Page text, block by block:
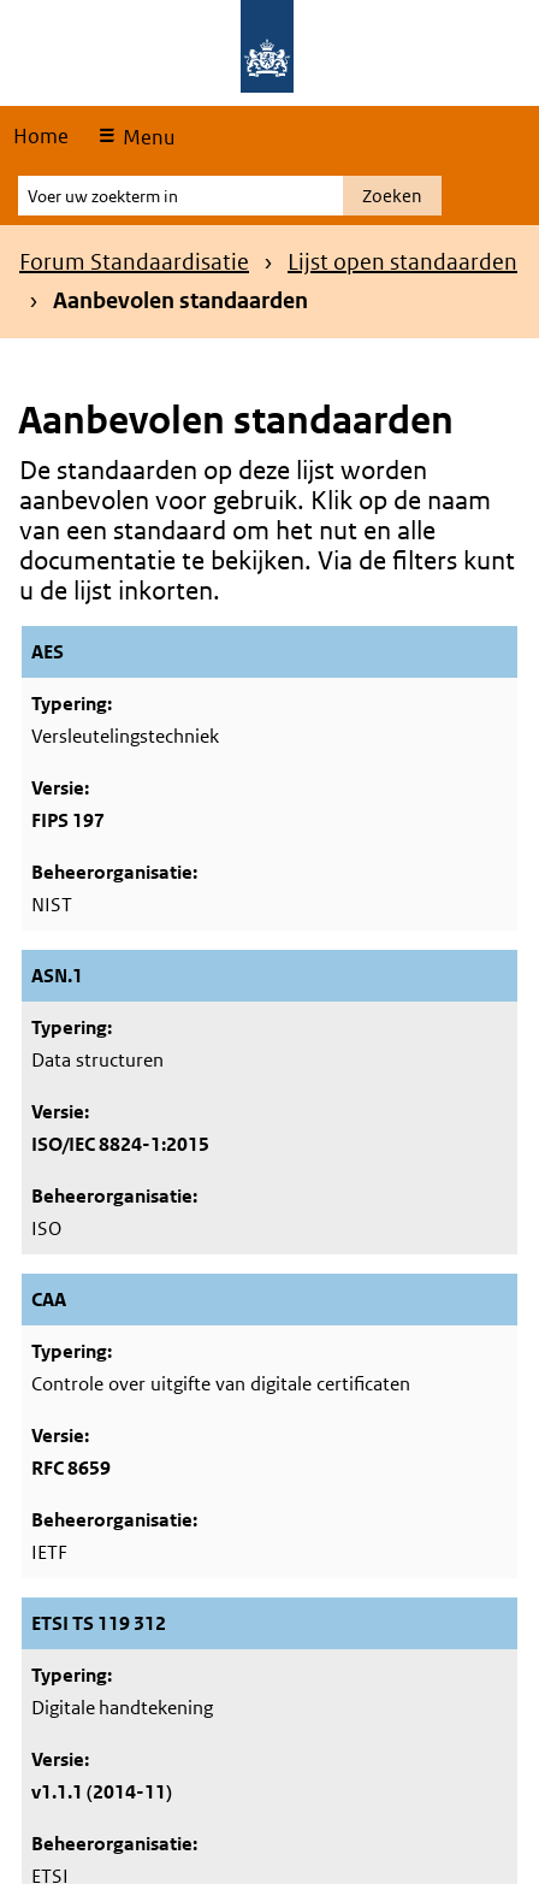
Home Menu
Voer
uw
zoekterm
Zoeken
Kruimelpad
Forum Standaardisatie
Lijst open standaarden
Aanbevolen standaarden
Aanbevolen standaarden
Content
De standaarden op deze lijst worden
aanbevolen voor gebruik. Klik op de naam
van een standaard om het nut en alle
documentatie te bekijken. Via de filters kunt
u de lijst inkorten.
AES
Versleutelingstechniek
FIPS 197
NIST
ASN.1
Data structuren
ISO/IEC 8824-1:2015
ISO
CAA
Controle over uitgifte van digitale certificaten
RFC 8659
IETF
ETSI TS 119 312
Digitale handtekening
v1.1.1 (2014-11)
ETSI